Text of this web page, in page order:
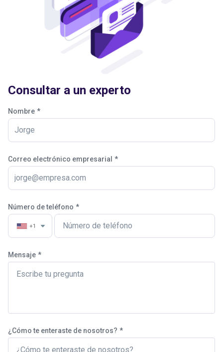
Consultar a un experto
Nombre *
Correo electrónico empresarial *
Número de teléfono *
+1
Mensaje *
¿Cómo te enteraste de nosotros? *